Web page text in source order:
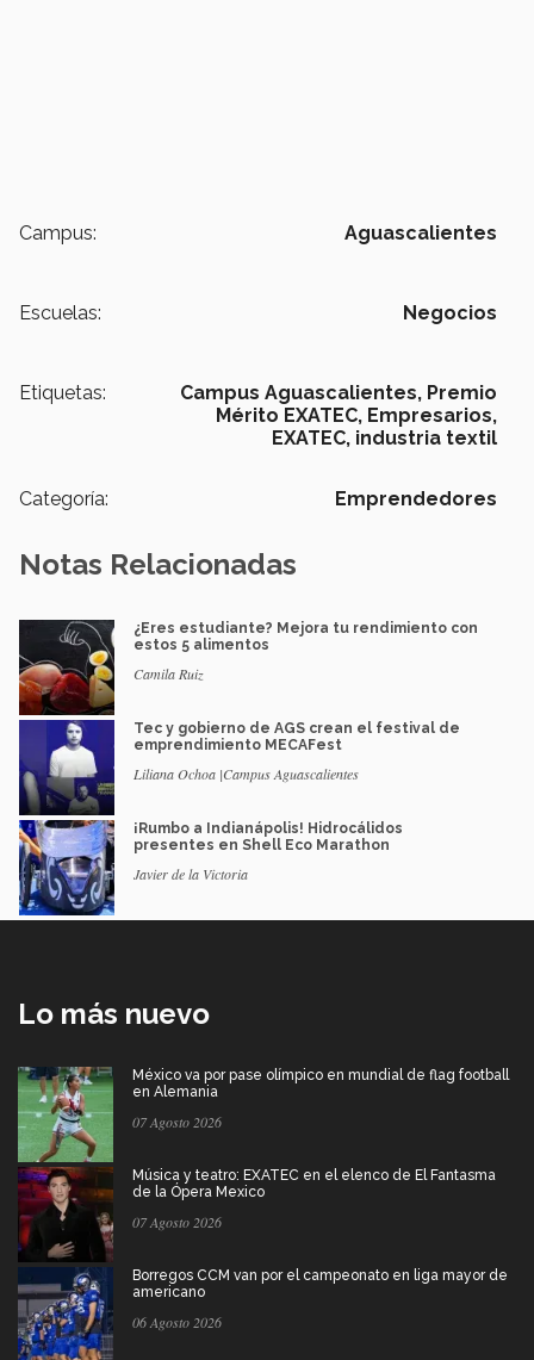
Campus: Aguascalientes
Escuelas: Negocios
Etiquetas: Campus Aguascalientes, Premio
Mérito EXATEC, Empresarios,
EXATEC, industria textil
Categoría: Emprendedores
Notas Relacionadas
¿Eres estudiante? Mejora tu rendimiento con
estos 5 alimentos
Camila Ruiz
Tec y gobierno de AGS crean el festival de
emprendimiento MECAFest
Liliana Ochoa |Campus Aguascalientes
¡Rumbo a Indianápolis! Hidrocálidos
presentes en Shell Eco Marathon
Javier de la Victoria
Lo más nuevo
México va por pase olímpico en mundial de flag football
en Alemania
07 Agosto 2026
Música y teatro: EXATEC en el elenco de El Fantasma
de la Ópera Mexico
07 Agosto 2026
Borregos CCM van por el campeonato en liga mayor de
americano
06 Agosto 2026